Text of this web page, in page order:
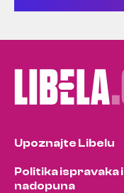
Upoznajte Libelu
Politika ispravaka i
nadopuna